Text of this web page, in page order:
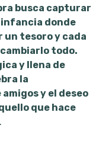
busca capturar
infancia donde
un tesoro y cada
todo.
y llena de
la
y el deseo
que hace
.